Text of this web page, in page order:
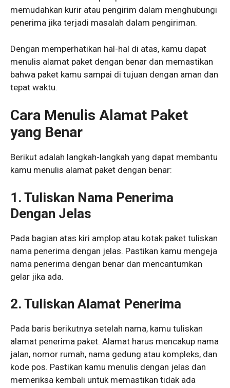
memudahkan kurir atau pengirim dalam menghubungi
penerima jika terjadi masalah dalam pengiriman.
Dengan memperhatikan hal-hal di atas, kamu dapat
menulis alamat paket dengan benar dan memastikan
bahwa paket kamu sampai di tujuan dengan aman dan
tepat waktu.
Cara Menulis Alamat Paket
yang Benar
Berikut adalah langkah-langkah yang dapat membantu
kamu menulis alamat paket dengan benar:
1. Tuliskan Nama Penerima
Dengan Jelas
Pada bagian atas kiri amplop atau kotak paket tuliskan
nama penerima dengan jelas. Pastikan kamu mengeja
nama penerima dengan benar dan mencantumkan
gelar jika ada.
2. Tuliskan Alamat Penerima
Pada baris berikutnya setelah nama, kamu tuliskan
alamat penerima paket. Alamat harus mencakup nama
jalan, nomor rumah, nama gedung atau kompleks, dan
kode pos. Pastikan kamu menulis dengan jelas dan
memeriksa kembali untuk memastikan tidak ada